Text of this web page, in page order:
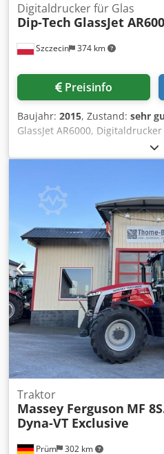
Szczecin 374 km
Digitaldrucker für Glas
Dip-Tech GlassJet
Preisinfo
Baujahr: 2015, Zustand: sehr
GlassJet AR6000,
Druckauflösung: 360 dpi (real)
Keramische Tinte für
Tintenfarben: Schwarz, Weiß,
verschiedene Schmuckfarben
Betrieb: 4 schwarze und 3
Druck von Schwarz und Weiß.
6000 mm Min.
– 19 mm Bediener: 1
Funktionen: Durchlaufförderer
x 7746 x 1600 mm (Breite x
gängigen Grafikformate
BMP und JPEG
Installierte Leistung: 400 VAC x
gutem Zustand. Demontiert im
JETZT
Prüm 302 km
Traktor
Massey Ferguson MF
Dyna-VT Exclusive